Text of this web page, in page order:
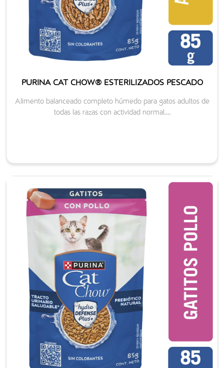
PURINA CAT CHOW® ESTERILIZADOS PESCADO
Alimento balanceado completo húmedo para gatos adultos de
todas las razas con actividad normal....